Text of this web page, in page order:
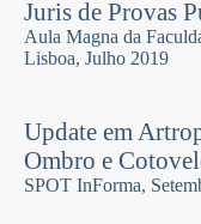
Juris de Provas
Aula Magna da
Lisboa, Julho 2019
Update em
Ombro e
SPOT InForma,